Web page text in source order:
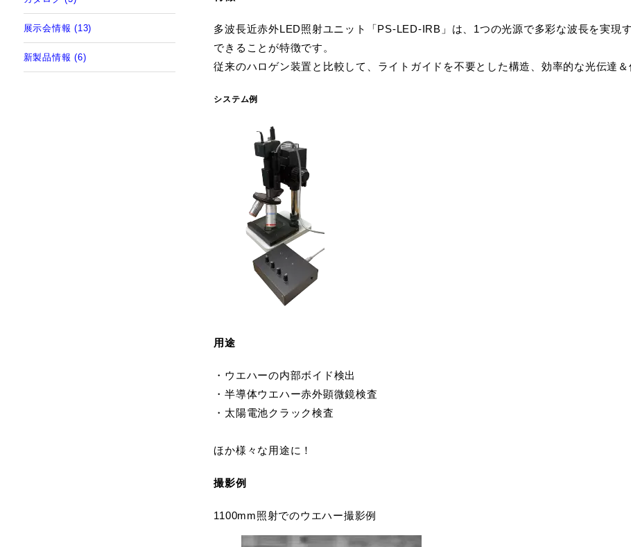
展示会情報 (13)
新製品情報 (6)
多波長近赤外LED照射ユニット「PS-LED-IRB」は、1つの光源で多彩な波長を実現
できることが特徴です。
従来のハロゲン装置と比較して、ライトガイドを不要とした構造、効率的な光伝達＆
システム例
用途
・ウエハーの内部ボイド検出
・半導体ウエハー赤外顕微鏡検査
・太陽電池クラック検査
ほか様々な用途に！
撮影例
1100mm照射でのウエハー撮影例